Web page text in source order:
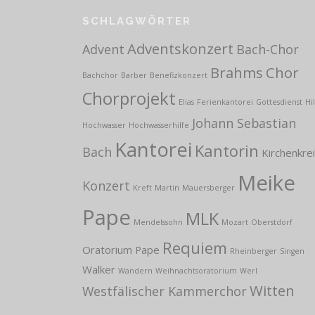
SCHLAGWÖRTER
Advent Adventskonzert Bach-Chor
Bachchor Barber Benefizkonzert Brahms Chor
Chorprojekt Elias Ferienkantorei Gottesdienst
Hochwasser Hochwasserhilfe Johann Sebastian
Bach Kantorei Kantorin
Konzert Kreft Martin Mauersberger Meike
Pape Mendelssohn MLK Mozart Oberstdorf
Oratorium Pape Requiem Rheinberger Singen
Walker Wandern Weihnachtsoratorium Werl
Westfälischer KammerchorWitten